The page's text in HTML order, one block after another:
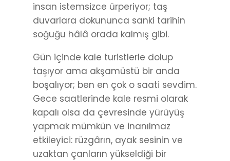
insan istemsizce ürperiyor; taş
duvarlara dokununca sanki tarihin
soğuğu hâlâ orada kalmış gibi.
Gün içinde kale turistlerle dolup
taşıyor ama akşamüstü bir anda
boşalıyor; ben en çok o saati sevdim.
Gece saatlerinde kale resmi olarak
kapalı olsa da çevresinde yürüyüş
yapmak mümkün ve inanılmaz
etkileyici: rüzgârın, ayak sesinin ve
uzaktan çanların yükseldiği bir